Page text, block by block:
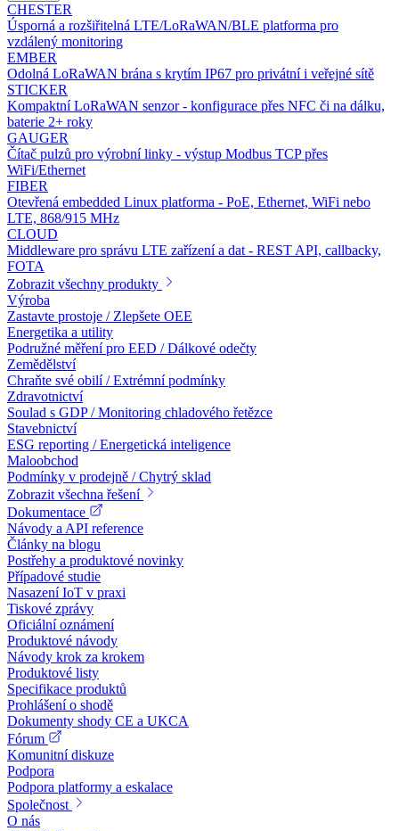
CHESTER
Úsporná a rozšiřitelná LTE/LoRaWAN/BLE platforma pro
vzdálený monitoring
EMBER
Odolná LoRaWAN brána s krytím IP67 pro privátní i veřejné sítě
STICKER
Kompaktní LoRaWAN senzor - konfigurace přes NFC či na dálku,
baterie 2+ roky
GAUGER
Čítač pulzů pro výrobní linky - výstup Modbus TCP přes
WiFi/Ethernet
FIBER
Otevřená embedded Linux platforma - PoE, Ethernet, WiFi nebo
LTE, 868/915 MHz
CLOUD
Middleware pro správu LTE zařízení a dat - REST API, callbacky,
FOTA
Zobrazit všechny produkty
Výroba
Zastavte prostoje / Zlepšete OEE
Energetika a utility
Podružné měření pro EED / Dálkové odečty
Zemědělství
Chraňte své obilí / Extrémní podmínky
Zdravotnictví
Soulad s GDP / Monitoring chladového řetězce
Stavebnictví
ESG reporting / Energetická inteligence
Maloobchod
Podmínky v prodejně / Chytrý sklad
Zobrazit všechna řešení
Dokumentace
Návody a API reference
Články na blogu
Postřehy a produktové novinky
Případové studie
Nasazení IoT v praxi
Tiskové zprávy
Oficiální oznámení
Produktové návody
Návody krok za krokem
Produktové listy
Specifikace produktů
Prohlášení o shodě
Dokumenty shody CE a UKCA
Fórum
Komunitní diskuze
Podpora
Podpora platformy a eskalace
Společnost
O nás